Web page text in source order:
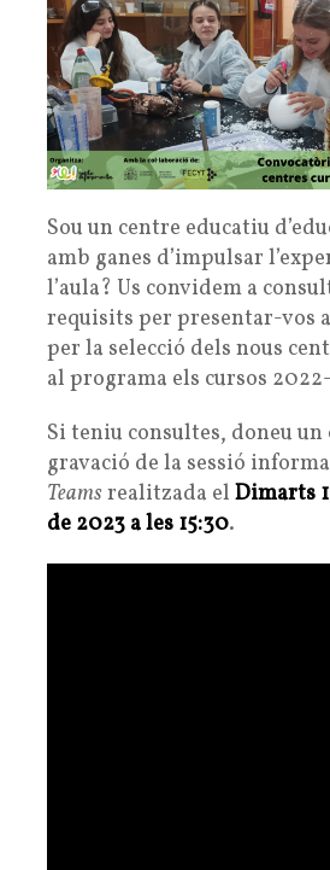
Sou un centre educatiu
amb ganes d’impulsar
l’aula? Us convidem a
requisits per presentar-vos
per la selecció dels nous
al programa els cursos
Si teniu consultes, doneu un
gravació de la sessió
Teamsrealitzada el Dimarts
de 2023 a les 15:30.